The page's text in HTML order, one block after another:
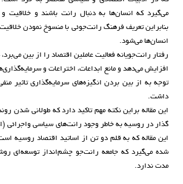
می‌گیرد که انسان‌ها به دنبال رانت باشند و خلاقیت و
بنابراین تعریف فرهنگ رانت‌جوئی با منسوخ نمودن
انسان‌ها می‌شود.
رفتار رانت‌جویانه فعالیت عاملین اقتصاد را از بین
افزایش می‌دهد و مانع ابداعات، اختراعات و
توجه به از بین بردن انگیزه‌های سرمایه‌گذاری تاثیر
داشت.
این مقاله براین نکته مهم تاکید دارد که طولانی شدن
گذار در روسیه به خاطر وجود رانت‌های سیاسی واجرائی
این مقاله که به قلم دو تن از اساتید اقتصاد روسیه
شده می‌گیرد که جامعه رانت‌جو چشم‌انداز توسعه‌ای
مدت ندارد.